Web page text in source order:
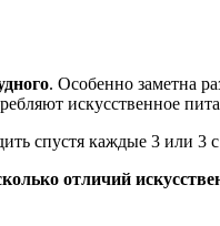
. Особенно заметна
искусственное
спустя каждые 3 или 3
отличий